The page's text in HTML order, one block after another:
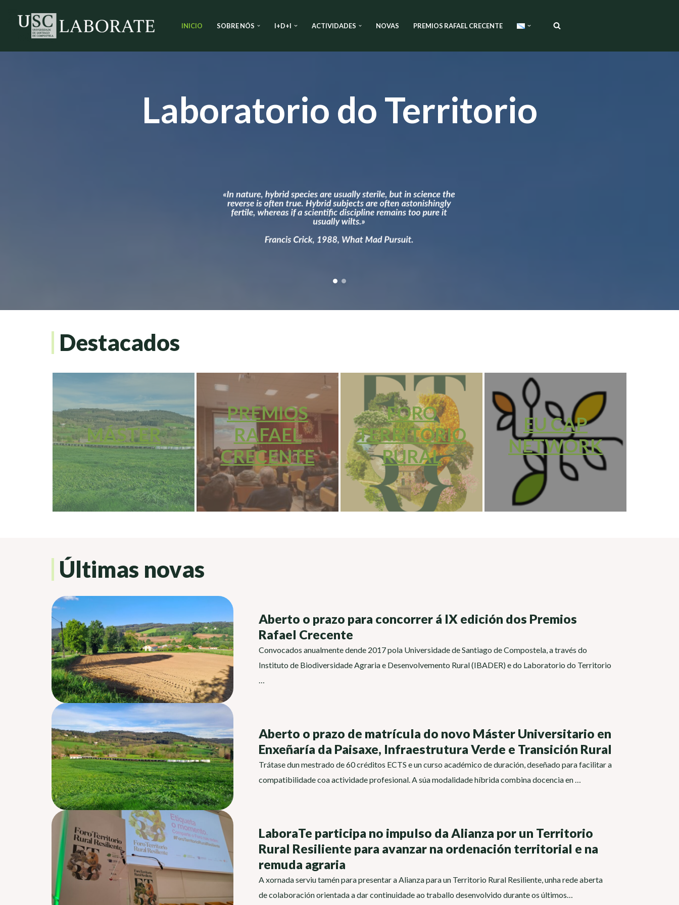
Saltar
INICIO SOBRE NÓS I+D+I ACTIVIDADES NOVAS PREMIOS RAFAEL CRECENTE
Laboratorio do Territorio
Destacados
MÁSTER
PREMIOS
RAFAEL
CRECENTE
FORO
TERRITORIO
RURAL
EU CAP
NETWORK
Últimas novas
Aberto o prazo para concorrer á IX edición dos Premios
Rafael Crecente
Convocados anualmente dende 2017 pola Universidade de Santiago de Compostela, a través do
Instituto de Biodiversidade Agraria e Desenvolvemento Rural (IBADER) e do Laboratorio do Territorio
…
Aberto o prazo de matrícula do novo Máster Universitario en
Enxeñaría da Paisaxe, Infraestrutura Verde e Transición Rural
Trátase dun mestrado de 60 créditos ECTS e un curso académico de duración, deseñado para facilitar a
compatibilidade coa actividade profesional. A súa modalidade híbrida combina docencia en …
LaboraTe participa no impulso da Alianza por un Territorio
Rural Resiliente para avanzar na ordenación territorial e na
remuda agraria
A xornada serviu tamén para presentar a Alianza para un Territorio Rural Resiliente, unha rede aberta
de colaboración orientada a dar continuidade ao traballo desenvolvido durante os últimos…